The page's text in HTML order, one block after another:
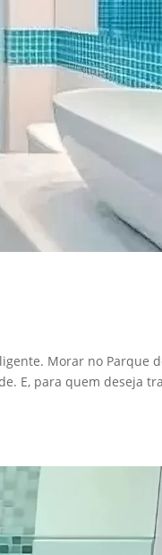
Morar no Parque
E, para quem deseja